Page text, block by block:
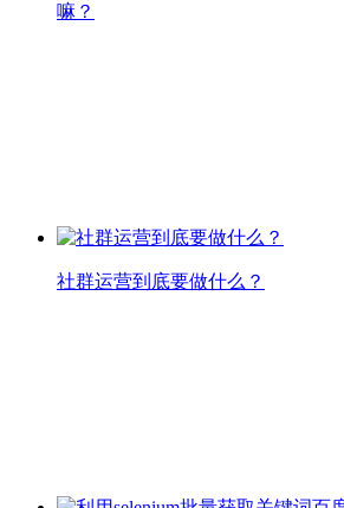
嘛？
社群运营到底要做什么？